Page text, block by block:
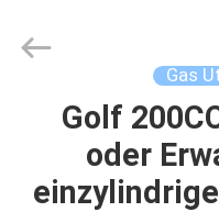
HAUS
PRODUKTE
Co.,Ltd.
Gas
Golf
oder